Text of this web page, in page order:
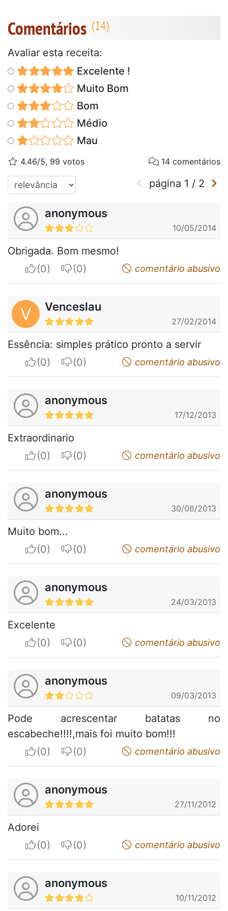
Comentários
Avaliar esta receita:
Excelente !
Muito Bom
Bom
Médio
Mau
4.46/5, 99 votos 14 comentários
página 1 / 2
anonymous
10/05/2014
Obrigada. Bom mesmo!
I apreciateI do not appreciatecomentário abusivo
V Venceslau
27/02/2014
Essência: simples prático pronto a servir
I apreciateI do not appreciatecomentário abusivo
anonymous
17/12/2013
Extraordinario
I apreciateI do not appreciatecomentário abusivo
anonymous
30/06/2013
Muito bom...
I apreciateI do not appreciatecomentário abusivo
anonymous
24/03/2013
Excelente
I apreciateI do not appreciatecomentário abusivo
anonymous
09/03/2013
Pode acrescentar batatas no
escabeche!!!!,mais foi muito bom!!!
I apreciateI do not appreciatecomentário abusivo
anonymous
27/11/2012
Adorei
I apreciateI do not appreciatecomentário abusivo
anonymous
10/11/2012